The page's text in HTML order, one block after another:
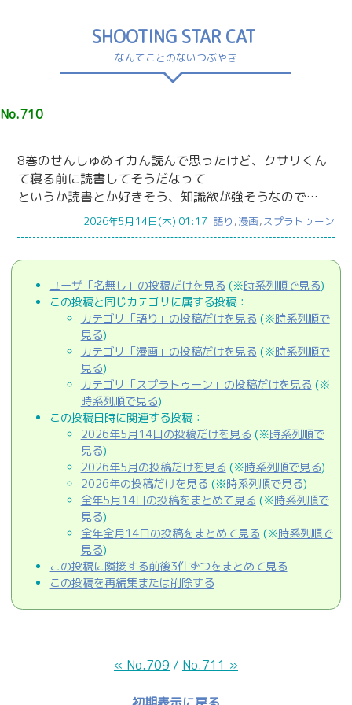
SHOOTING STAR CAT
なんてことのないつぶやき
No.710
8巻のせんしゅめイカん読んで思ったけど、クサリくん
て寝る前に読書してそうだなって
というか読書とか好きそう、知識欲が強そうなので…
2026年5月14日(木) 01:17 語り ,漫画, スプラトゥーン
ユーザ「名無し」の投稿だけを見る (※時系列順で見る)
この投稿と同じカテゴリに属する投稿：
カテゴリ「語り」の投稿だけを見る (※時系列順で
見る)
カテゴリ「漫画」の投稿だけを見る (※時系列順で
見る)
カテゴリ「スプラトゥーン」の投稿だけを見る (※
時系列順で見る)
この投稿日時に関連する投稿：
2026年5月14日の投稿だけを見る (※時系列順で
見る)
2026年5月の投稿だけを見る (※時系列順で見る)
2026年の投稿だけを見る (※時系列順で見る)
全年5月14日の投稿をまとめて見る (※時系列順で
見る)
全年全月14日の投稿をまとめて見る (※時系列順で
見る)
この投稿に隣接する前後3件ずつをまとめて見る
この投稿を再編集または削除する
« No.709 / No.711 »